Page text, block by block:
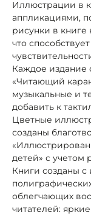
Иллюстрации в
аппликациями,
рисунки в книге
что
Каждое издание
«Читающий
музыкальные и
добавить к
Цветные
созданы
детей» с учетом
Книги созданы
облегчающих
читателей: